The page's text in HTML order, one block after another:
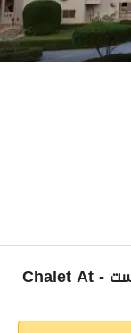
رهن عقاري
شاليه بحصة فى الارض بقرية موسى كوست - Chalet At